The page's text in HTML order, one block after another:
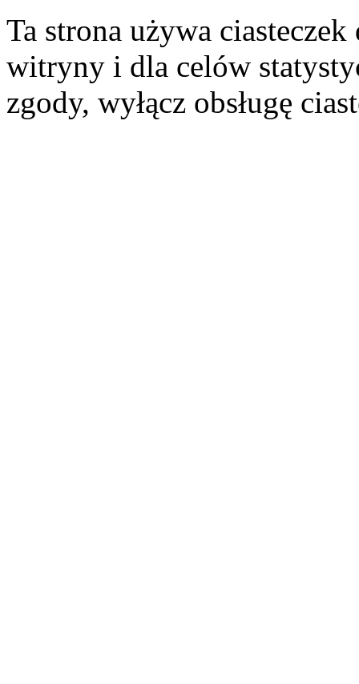
Ta strona używa
witryny i dla celów
zgody, wyłącz obsługę